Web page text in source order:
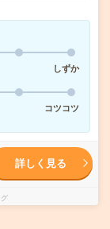
しずか
コツコツ
詳しく見る